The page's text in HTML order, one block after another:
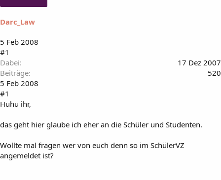
a
t
Darc_Law
5 Feb 2008
#1
Dabei
17 Dez 2007
Beiträge
520
5 Feb 2008
#1
Huhu ihr,
das geht hier glaube ich eher an die Schüler und Studenten.
Wollte mal fragen wer von euch denn so im SchülerVZ
angemeldet ist?